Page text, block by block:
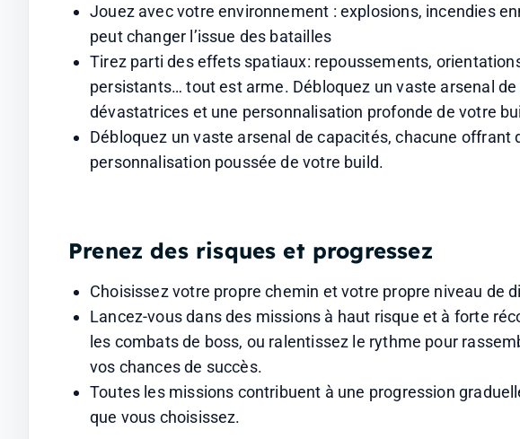
Jouez avec votre environnement : explosions, incendies
peut changer l’issue des batailles
Tirez parti des effets spatiaux: repoussements,
persistants… tout est arme. Débloquez un vaste arsenal
dévastatrices et une personnalisation profonde de votre
Débloquez un vaste arsenal de capacités, chacune offrant
personnalisation poussée de votre build.
Prenez des risques et progressez
Choisissez votre propre chemin et votre propre niveau de
Lancez-vous dans des missions à haut risque et à forte
les combats de boss, ou ralentissez le rythme pour
vos chances de succès.
Toutes les missions contribuent à une progression
que vous choisissez.